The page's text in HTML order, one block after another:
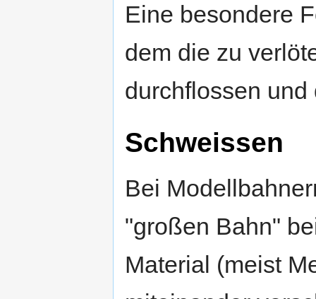
Eine besondere
dem die zu
durchflossen
Schweissen
Bei
"großen Bahn"
Material (meist